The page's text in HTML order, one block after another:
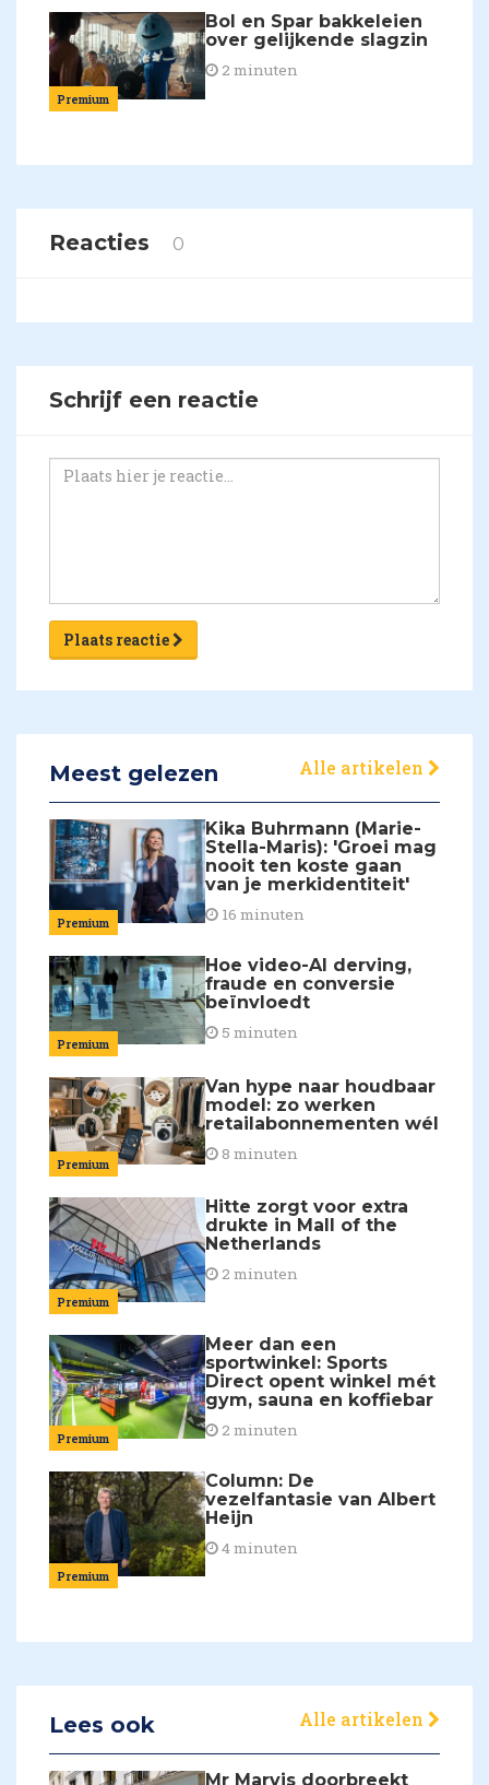
Premium
Bol en Spar bakkeleien
over gelijkende slagzin
2 minuten
Reacties 0
Schrijf een reactie
Plaats reactie
Meest gelezen Alle artikelen
Premium
Kika Buhrmann (Marie-
Stella-Maris): 'Groei mag
nooit ten koste gaan
van je merkidentiteit'
16 minuten
Premium
Hoe video-AI derving,
fraude en conversie
beïnvloedt
5 minuten
Premium
Van hype naar houdbaar
model: zo werken
retailabonnementen wél
8 minuten
Premium
Hitte zorgt voor extra
drukte in Mall of the
Netherlands
2 minuten
Premium
Meer dan een
sportwinkel: Sports
Direct opent winkel mét
gym, sauna en koffiebar
2 minuten
Premium
Column: De
vezelfantasie van Albert
Heijn
4 minuten
Lees ook Alle artikelen
Mr Marvis doorbreekt